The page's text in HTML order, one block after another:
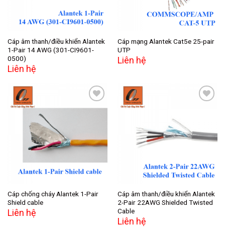
Cáp âm thanh/điều khiển Alantek
1-Pair 14 AWG (301-CI9601-
0500)
Liên hệ
Cáp mạng Alantek Cat5e 25-pair
UTP
Liên hệ
Cáp chống cháy Alantek 1-Pair
Shield cable
Liên hệ
wishlist
Cáp âm thanh/điều khiển Alantek
2-Pair 22AWG Shielded Twisted
Cable
Liên hệ